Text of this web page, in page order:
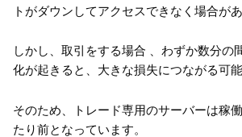
トがダウンしてアクセスできなく場合があ
しかし、取引をする場合 、わずか数分の
化が起きると、大きな損失につながる可能
そのため、トレード専用のサーバーは稼
たり前となっています。